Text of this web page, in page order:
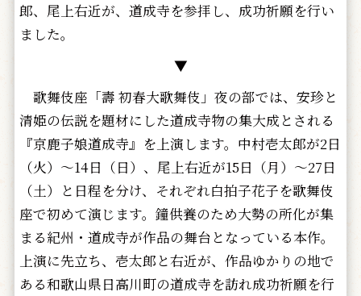
郎、尾上右近が、道成寺を参拝し、成功祈願を行い
ました。
▼
歌舞伎座「壽 初春大歌舞伎」夜の部では、安珍と
清姫の伝説を題材にした道成寺物の集大成とされる
『京鹿子娘道成寺』を上演します。中村壱太郎が2日
（火）～14日（日）、尾上右近が15日（月）～27日
（土）と日程を分け、それぞれ白拍子花子を歌舞伎
座で初めて演じます。鐘供養のため大勢の所化が集
まる紀州・道成寺が作品の舞台となっている本作。
上演に先立ち、壱太郎と右近が、作品ゆかりの地で
ある和歌山県日高川町の道成寺を訪れ成功祈願を行